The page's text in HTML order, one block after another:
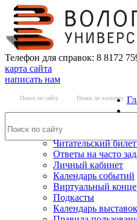
Телефон для справок: 8 8172
карта сайта
написать нам
Поиск по сайту Поиск по каталогу
Читательский
Ответы на часто
Личный кабинет
Календарь событий
Виртуальный
Подкасты
Календарь выставок